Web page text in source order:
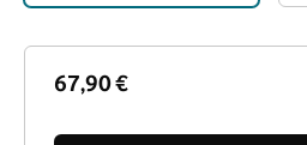
67,90 €